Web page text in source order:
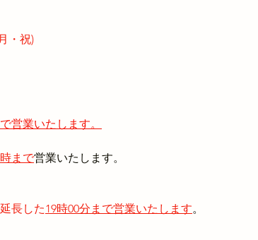
・祝)
営業いたします。
まで営業いたします。
長した19時00分まで営業いたします。